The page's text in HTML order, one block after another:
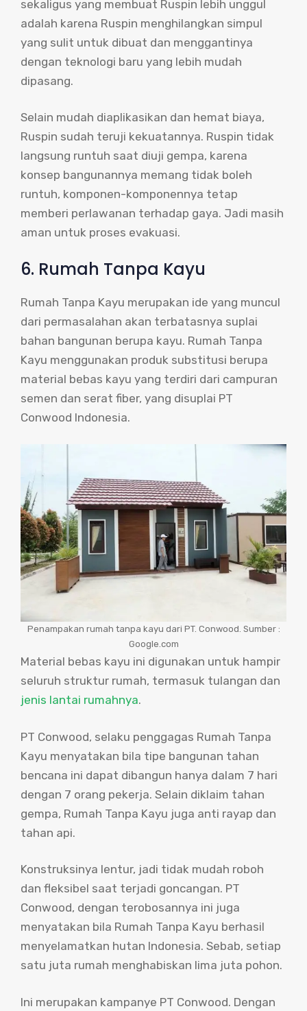
sekaligus yang membuat Ruspin lebih unggul
adalah karena Ruspin menghilangkan simpul
yang sulit untuk dibuat dan menggantinya
dengan teknologi baru yang lebih mudah
dipasang.
Selain mudah diaplikasikan dan hemat biaya,
Ruspin sudah teruji kekuatannya. Ruspin tidak
langsung runtuh saat diuji gempa, karena
konsep bangunannya memang tidak boleh
runtuh, komponen-komponennya tetap
memberi perlawanan terhadap gaya. Jadi masih
aman untuk proses evakuasi.
6. Rumah Tanpa Kayu
Rumah Tanpa Kayu merupakan ide yang muncul
dari permasalahan akan terbatasnya suplai
bahan bangunan berupa kayu. Rumah Tanpa
Kayu menggunakan produk substitusi berupa
material bebas kayu yang terdiri dari campuran
semen dan serat fiber, yang disuplai PT
Conwood Indonesia.
Penampakan rumah tanpa kayu dari PT. Conwood. Sumber :
Google.com
Material bebas kayu ini digunakan untuk hampir
seluruh struktur rumah, termasuk tulangan dan
jenis lantai rumahnya.
PT Conwood, selaku penggagas Rumah Tanpa
Kayu menyatakan bila tipe bangunan tahan
bencana ini dapat dibangun hanya dalam 7 hari
dengan 7 orang pekerja. Selain diklaim tahan
gempa, Rumah Tanpa Kayu juga anti rayap dan
tahan api.
Konstruksinya lentur, jadi tidak mudah roboh
dan fleksibel saat terjadi goncangan. PT
Conwood, dengan terobosannya ini juga
menyatakan bila Rumah Tanpa Kayu berhasil
menyelamatkan hutan Indonesia. Sebab, setiap
satu juta rumah menghabiskan lima juta pohon.
Ini merupakan kampanye PT Conwood. Dengan